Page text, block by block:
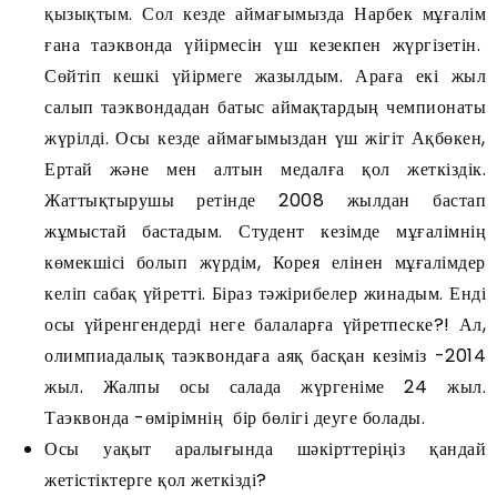
қызықтым. Сол кезде аймағымызда Нарбек мұғалім
ғана таэквонда үйірмесін үш кезекпен жүргізетін.
Сөйтіп кешкі үйірмеге жазылдым. Араға екі жыл
салып таэквондадан батыс аймақтардың чемпионаты
жүрілді. Осы кезде аймағымыздан үш жігіт Ақбөкен,
Ертай және мен алтын медалға қол жеткіздік.
Жаттықтырушы ретінде 2008 жылдан бастап
жұмыстай бастадым. Студент кезімде мұғалімнің
көмекшісі болып жүрдім, Корея елінен мұғалімдер
келіп сабақ үйретті. Біраз тәжірибелер жинадым. Енді
осы үйренгендерді неге балаларға үйретпеске?! Ал,
олимпиадалық таэквондаға аяқ басқан кезіміз -2014
жыл. Жалпы осы салада жүргеніме 24 жыл.
Таэквонда -өмірімнің бір бөлігі деуге болады.
Осы уақыт аралығында шәкірттеріңіз қандай
жетістіктерге қол жеткізді?